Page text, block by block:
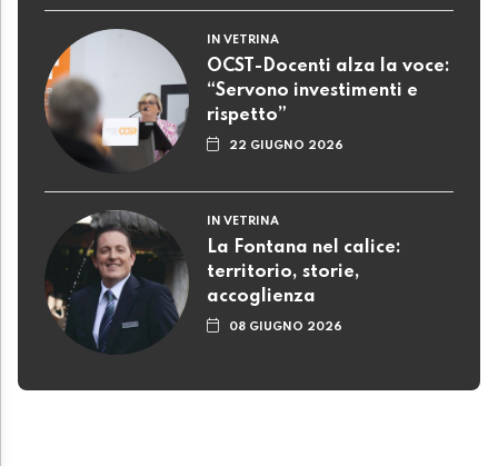
IN VETRINA
OCST-Docenti alza la voce:
“Servono investimenti e
rispetto”
22 GIUGNO 2026
IN VETRINA
La Fontana nel calice:
territorio, storie,
accoglienza
08 GIUGNO 2026